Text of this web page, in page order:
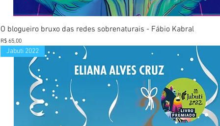
Visualização rápida
O blogueiro bruxo das redes sobrenaturais - Fábio Kabral
Preço
R$ 65,00
Jabuti 2022